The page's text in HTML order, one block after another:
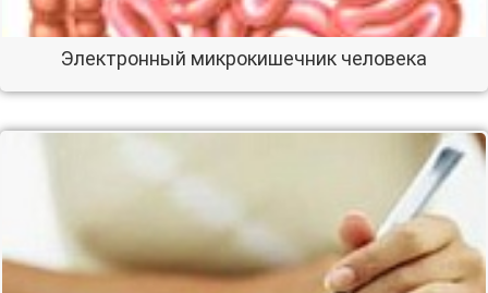
Электронный микрокишечник человека